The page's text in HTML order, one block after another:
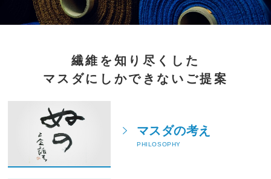
繊維を知り尽くした
マスダにしかできないご提案
マスダの考え
PHILOSOPHY